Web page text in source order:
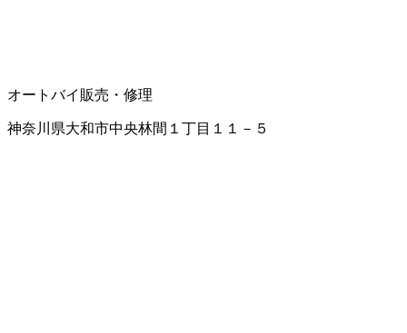
オートバイ販売・修理
神奈川県大和市中央林間１丁目１１－５